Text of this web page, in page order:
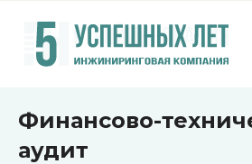
Финансово-
аудит